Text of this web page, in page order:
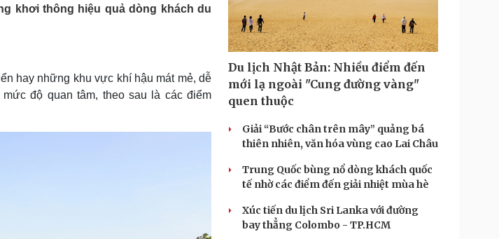
Xe máy
Doanh nghiệp 24h
Doanh nhân
Vì cộng đồng
Tin Công nghệ
Trải nghiệm
Chuyển đổi số
Giải trí
Nghệ sĩ
Du lịch
Tư vấn
Podcast
Câu chuyện thời sự
Cửa sổ tình yêu
Kể chuyện cho bé
Hạt giống tâm hồn
khơi thông hiệu quả dòng khách du
hay những khu vực khí hậu mát mẻ, dễ
độ quan tâm, theo sau là các điểm
Du lịch Nhật Bản: Nhiều điểm đến
mới lạ ngoài "Cung đường vàng"
quen thuộc
Giải “Bước chân trên mây” quảng bá
thiên nhiên, văn hóa vùng cao Lai Châu
Trung Quốc bùng nổ dòng khách quốc
tế nhờ các điểm đến giải nhiệt mùa hè
Xúc tiến du lịch Sri Lanka với đường
bay thẳng Colombo - TP.HCM